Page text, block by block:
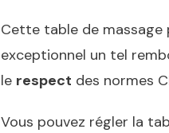
Cette table de
exceptionnel un tel
le respect des normes
Vous pouvez régler la